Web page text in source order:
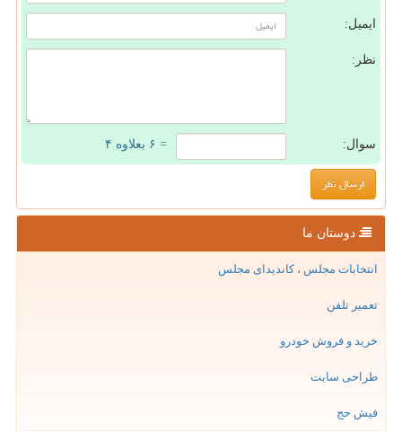
ایمیل:
نظر:
سوال: = ۶ بعلاوه ۴
دوستان ما
انتخابات مجلس ، کاندیدای مجلس
تعمیر تلفن
خرید و فروش خودرو
طراحی سایت
فیش حج